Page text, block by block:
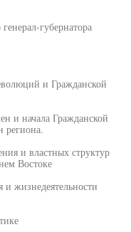
губернатора
и Гражданской
и начала Гражданской
региона.
и властных структур
Востоке
жизнедеятельности